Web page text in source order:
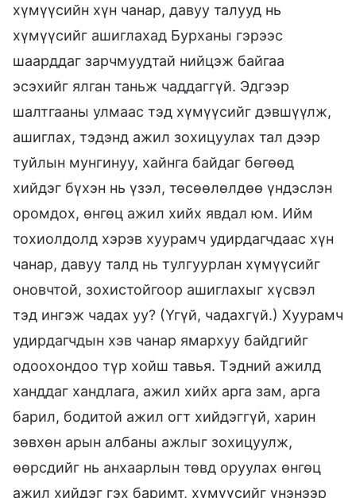
хүмүүсийн хүн чанар, давуу талууд нь
хүмүүсийг ашиглахад Бурханы гэрээс
шаарддаг зарчмуудтай нийцэж байгаа
эсэхийг ялган таньж чаддаггүй. Эдгээр
шалтгааны улмаас тэд хүмүүсийг дэвшүүлж,
ашиглах, тэдэнд ажил зохицуулах тал дээр
туйлын мунгинуу, хайнга байдаг бөгөөд
хийдэг бүхэн нь үзэл, төсөөлөлдөө үндэслэн
оромдох, өнгөц ажил хийх явдал юм. Ийм
тохиолдолд хэрэв хуурамч удирдагчдаас хүн
чанар, давуу талд нь тулгуурлан хүмүүсийг
оновчтой, зохистойгоор ашиглахыг хүсвэл
тэд ингэж чадах уу? (Үгүй, чадахгүй.) Хуурамч
удирдагчдын хэв чанар ямархуу байдгийг
одоохондоо түр хойш тавья. Тэдний ажилд
ханддаг хандлага, ажил хийх арга зам, арга
барил, бодитой ажил огт хийдэггүй, харин
зөвхөн арын албаны ажлыг зохицуулж,
өөрсдийг нь анхаарлын төвд оруулах өнгөц
ажил хийдэг гэх баримт, хүмүүсийг үнэнээр